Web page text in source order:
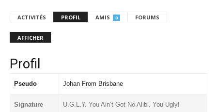
ACTIVITÉS PROFIL AMIS 0 FORUMS
AFFICHER
Profil
Pseudo Johan From Brisbane
Signature U.G.L.Y. You Ain’t Got No Alibi. You Ugly!